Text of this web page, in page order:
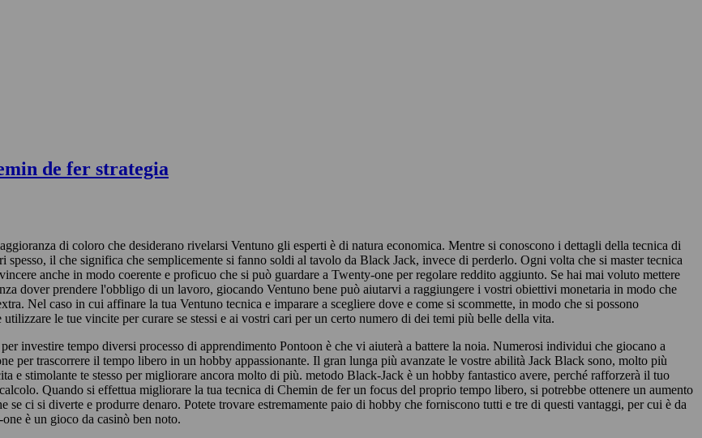
de fer strategia
di coloro che desiderano rivelarsi Ventuno gli esperti è di natura economica. Mentre si conoscono i dettagli della tecnica di
spesso, il che significa che semplicemente si fanno soldi al tavolo da Black Jack, invece di perderlo. Ogni volta che si master tecnica
anche in modo coerente e proficuo che si può guardare a Twenty-one per regolare reddito aggiunto. Se hai mai voluto mettere
dover prendere l'obbligo di un lavoro, giocando Ventuno bene può aiutarvi a raggiungere i vostri obiettivi monetaria in modo che
Nel caso in cui affinare la tua Ventuno tecnica e imparare a scegliere dove e come si scommette, in modo che si possono
le tue vincite per curare se stessi e ai vostri cari per un certo numero di dei temi più belle della vita.
investire tempo diversi processo di apprendimento Pontoon è che vi aiuterà a battere la noia. Numerosi individui che giocano a
per trascorrere il tempo libero in un hobby appassionante. Il gran lunga più avanzate le vostre abilità Jack Black sono, molto più
e stimolante te stesso per migliorare ancora molto di più. metodo Black-Jack è un hobby fantastico avere, perché rafforzerà il tuo
Quando si effettua migliorare la tua tecnica di Chemin de fer un focus del proprio tempo libero, si potrebbe ottenere un aumento
se ci si diverte e produrre denaro. Potete trovare estremamente paio di hobby che forniscono tutti e tre di questi vantaggi, per cui è da
è un gioco da casinò ben noto.